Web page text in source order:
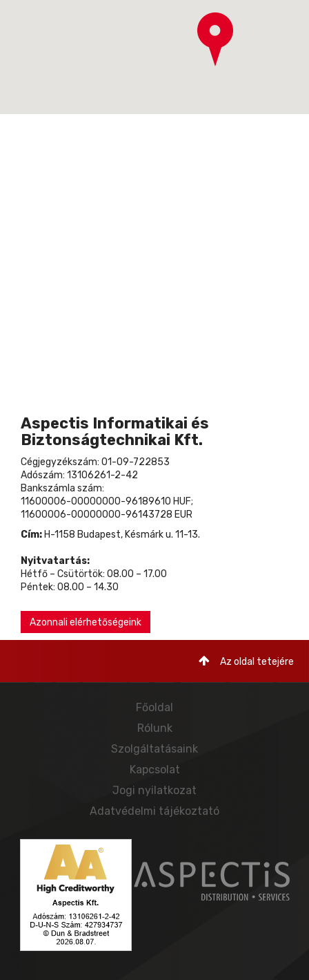
Aspectis Informatikai és
Biztonságtechnikai Kft.
Cégjegyzékszám: 01-09-722853
Adószám: 13106261-2-42
Bankszámla szám:
11600006-00000000-96189610 HUF;
11600006-00000000-96143728 EUR
Cím: H-1158 Budapest, Késmárk u. 11-13.
Nyitvatartás:
Hétfő – Csütörtök: 08.00 – 17.00
Péntek: 08.00 – 14.30
Azonnali elérhetőségeink
Az oldal tetejére
Főoldal
Rólunk
Szolgáltatásaink
Kapcsolat
Jogi nyilatkozat
Adatvédelmi tájékoztató